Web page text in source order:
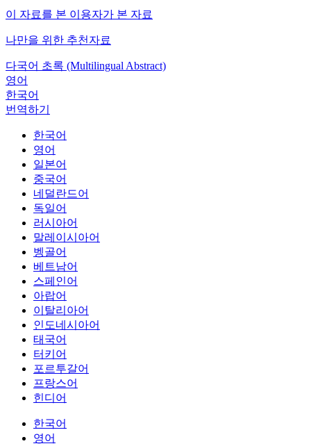
이 자료를 본 이용자가 본 자료
나만을 위한 추천자료
다국어 초록 (Multilingual Abstract)
영어
한국어
번역하기
한국어
영어
일본어
중국어
네덜란드어
독일어
러시아어
말레이시아어
벵골어
베트남어
스페인어
아랍어
이탈리아어
인도네시아어
태국어
터키어
포르투갈어
프랑스어
힌디어
한국어
영어